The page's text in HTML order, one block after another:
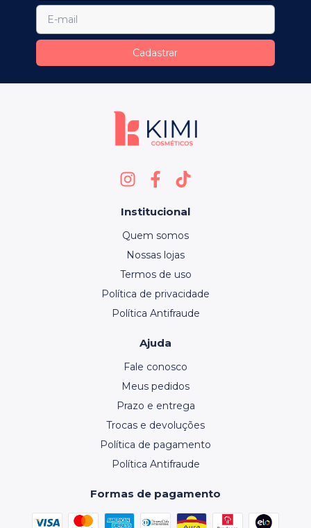
Institucional
Quem somos
Nossas lojas
Termos de uso
Política de privacidade
Política Antifraude
Ajuda
Fale conosco
Meus pedidos
Prazo e entrega
Trocas e devoluções
Política de pagamento
Política Antifraude
Formas de pagamento